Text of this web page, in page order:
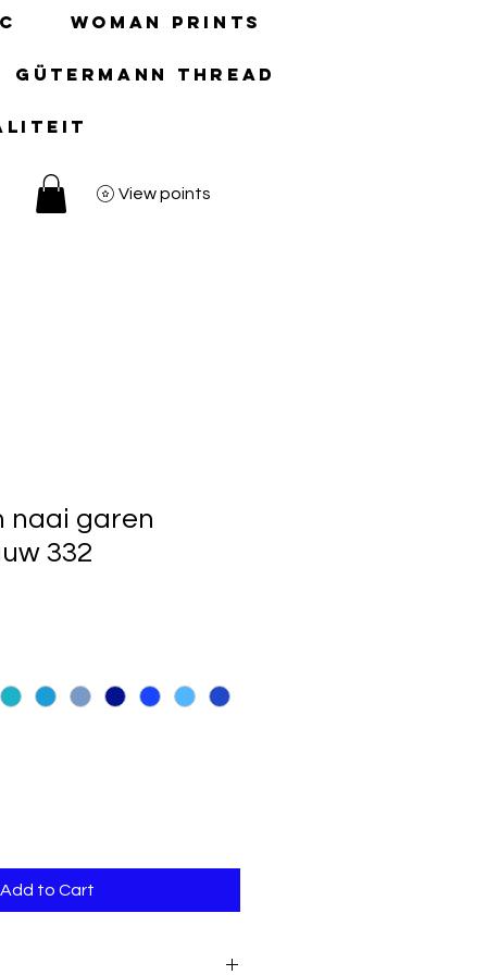
Woman prints
gütermann thread
View points
naai garen
332
Add to Cart